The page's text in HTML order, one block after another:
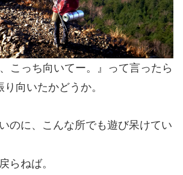
こっち向いてー。』って言ったら
り向いたかどうか。
のに、こんな所でも遊び呆けてい
らねば。